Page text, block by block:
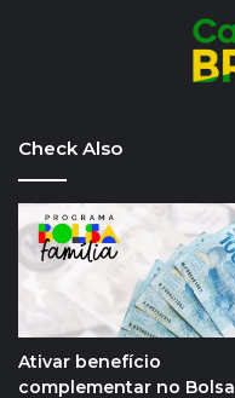
Check Also
Ativar benefício
complementar no Bolsa